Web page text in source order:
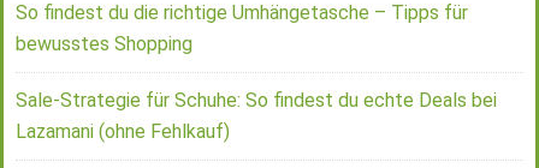
So findest du die richtige Umhängetasche – Tipps für
bewusstes Shopping
Sale-Strategie für Schuhe: So findest du echte Deals bei
Lazamani (ohne Fehlkauf)